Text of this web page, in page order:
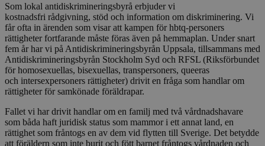
Som lokal antidiskrimineringsbyrå erbjuder vi
kostnadsfri rådgivning, stöd och information om diskriminering. Vi
får ofta in ärenden som visar att kampen för hbtq-personers
rättigheter fortfarande måste föras även på hemmaplan. Under snart
fem år har vi på Antidiskrimineringsbyrån Uppsala, tillsammans med
Antidiskrimineringsbyrån Stockholm Syd och RFSL (Riksförbundet
för homosexuellas, bisexuellas, transpersoners, queeras
och intersexpersoners rättigheter) drivit en fråga som handlar om
rättigheter för samkönade föräldrapar.
Fallet vi har drivit handlar om en familj med två vårdnadshavare
som båda haft juridisk status som mammor i ett annat land, en
rättighet som fråntogs en av dem vid flytten till Sverige. Det betydde
att föräldern som inte burit och fött barnet fråntogs vårdnaden och